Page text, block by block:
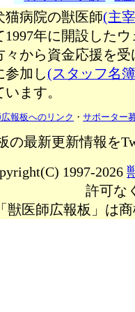
猫病院の獣医師(主
年に開設した
々から資金応援を受
参加し(スタッフ名
ます。
報板へのリンク ・サポーター
の最新更新情報を
1997-2026
許可な
「獣医師広報板」は